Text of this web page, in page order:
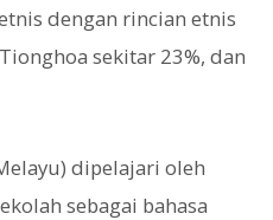
dengan rincian etnis
sekitar 23%, dan
dipelajari oleh
sebagai bahasa